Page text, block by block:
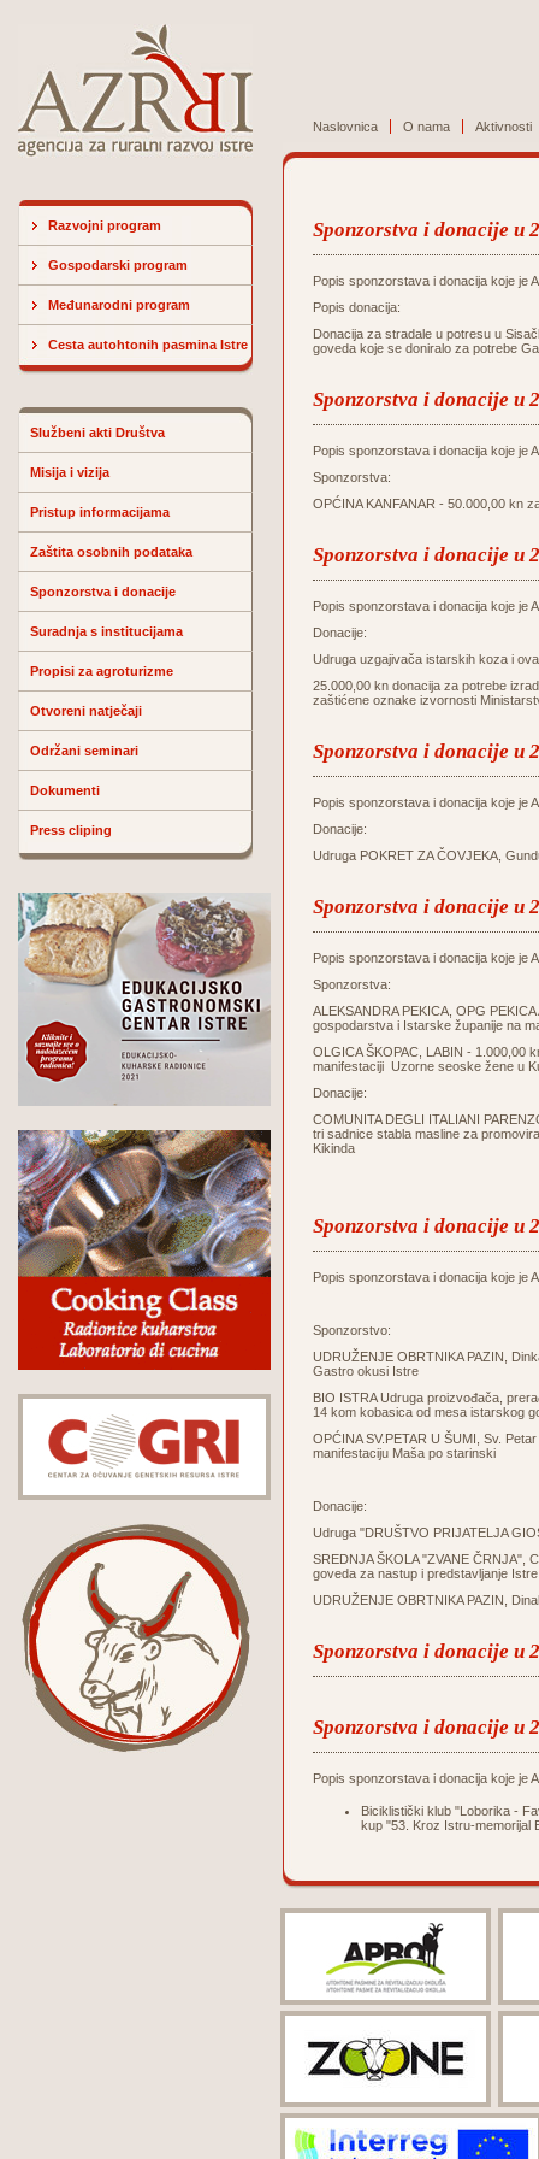
Naslovnica O nama Aktivnosti
Razvojni program
Gospodarski program
Međunarodni program
Cesta autohtonih pasmina Istre
Službeni akti Društva
Misija i vizija
Pristup informacijama
Zaštita osobnih podataka
Sponzorstva i donacije
Suradnja s institucijama
Propisi za agroturizme
Otvoreni natječaji
Održani seminari
Dokumenti
Press cliping
Sponzorstva i donacije u
Popis sponzorstava i donacija koje je
Popis donacija:
Donacija za stradale u potresu u
goveda koje se doniralo za potrebe
Sponzorstva i donacije u
Popis sponzorstava i donacija koje je
Sponzorstva:
OPĆINA KANFANAR - 50.000,00 kn
Sponzorstva i donacije u
Popis sponzorstava i donacija koje je
Donacije:
Udruga uzgajivača istarskih koza i
25.000,00 kn donacija za potrebe
zaštićene oznake izvornosti
Sponzorstva i donacije u
Popis sponzorstava i donacija koje je
Donacije:
Udruga POKRET ZA ČOVJEKA,
Sponzorstva i donacije u
Popis sponzorstava i donacija koje je
Sponzorstva:
ALEKSANDRA PEKICA, OPG
gospodarstva i Istarske županije na
OLGICA ŠKOPAC, LABIN - 1.000,00
manifestaciji Uzorne seoske žene u
Donacije:
COMUNITA DEGLI ITALIANI
tri sadnice stabla masline za
Kikinda
Sponzorstva i donacije u
Popis sponzorstava i donacija koje je
Sponzorstvo:
UDRUŽENJE OBRTNIKA PAZIN,
Gastro okusi Istre
BIO ISTRA Udruga proizvođača,
14 kom kobasica od mesa istarskog
OPĆINA SV.PETAR U ŠUMI, Sv.
manifestaciju Maša po starinski
Donacije:
Udruga "DRUŠTVO PRIJATELJA
SREDNJA ŠKOLA "ZVANE ČRNJA",
goveda za nastup i predstavljanje
UDRUŽENJE OBRTNIKA PAZIN,
Sponzorstva i donacije u
Sponzorstva i donacije u
Popis sponzorstava i donacija koje je
Biciklistički klub "Loborika -
kup "53. Kroz Istru-memorijal